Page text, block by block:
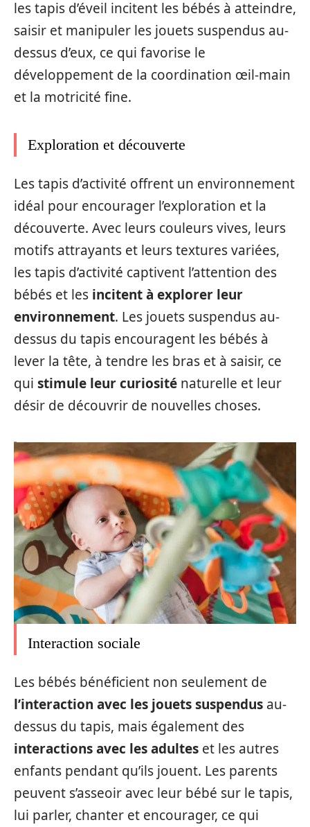
les tapis d’éveil incitent les bébés à atteindre,
saisir et manipuler les jouets suspendus au-
dessus d’eux, ce qui favorise le
développement de la coordination œil-main
et la motricité fine.
Exploration et découverte
Les tapis d’activité offrent un environnement
idéal pour encourager l’exploration et la
découverte. Avec leurs couleurs vives, leurs
motifs attrayants et leurs textures variées,
les tapis d’activité captivent l’attention des
bébés et les incitent à explorer leur
environnement. Les jouets suspendus au-
dessus du tapis encouragent les bébés à
lever la tête, à tendre les bras et à saisir, ce
qui stimule leur curiosité naturelle et leur
désir de découvrir de nouvelles choses.
Interaction sociale
Les bébés bénéficient non seulement de
l’interaction avec les jouets suspendus au-
dessus du tapis, mais également des
interactions avec les adultes et les autres
enfants pendant qu’ils jouent. Les parents
peuvent s’asseoir avec leur bébé sur le tapis,
lui parler, chanter et encourager, ce qui